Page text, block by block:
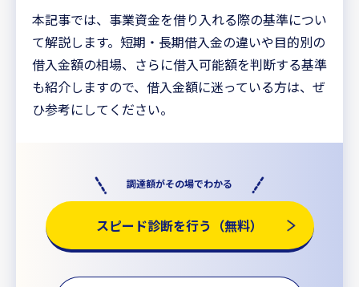
本記事では、事業資金を借り入れる際の基準につい
て解説します。短期・長期借入金の違いや目的別の
借入金額の相場、さらに借入可能額を判断する基準
も紹介しますので、借入金額に迷っている方は、ぜ
ひ参考にしてください。
調達額がその場でわかる
スピード診断を行う（無料）